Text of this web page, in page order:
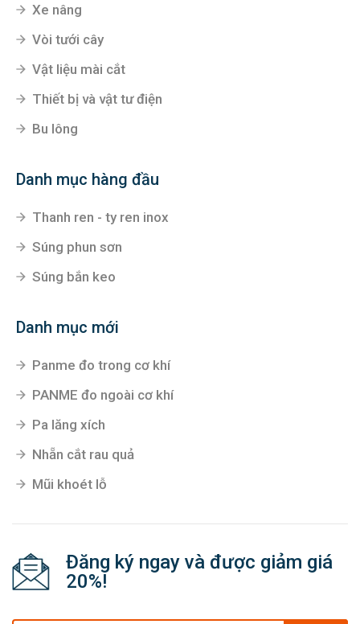
Xe nâng
Vòi tưới cây
Vật liệu mài cắt
Thiết bị và vật tư điện
Bu lông
Danh mục hàng đầu
Thanh ren - ty ren inox
Súng phun sơn
Súng bắn keo
Danh mục mới
Panme đo trong cơ khí
PANME đo ngoài cơ khí
Pa lăng xích
Nhẵn cắt rau quả
Mũi khoét lỗ
Đăng ký ngay và được giảm giá
20%!